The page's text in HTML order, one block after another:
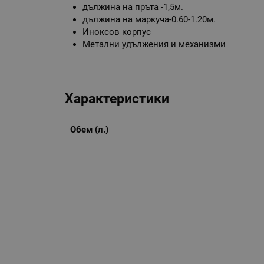
дължина на пръта -1,5м.
дължина на маркуча-0.60-1.20м.
Иноксов корпус
Метални удължения и механизми
Характеристики
Обем (л.)